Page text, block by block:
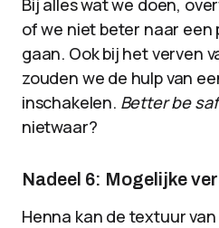
Bij alles wat we doen,
of we niet beter naar een
gaan. Ook bij het verven
zouden we de hulp van
inschakelen. Better be
nietwaar?
Nadeel 6: Mogelijke
Henna kan de textuur